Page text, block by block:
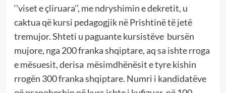
‘’viset e çliruara’’, me ndryshimin e dekretit, u
caktua që kursi pedagogjik në Prishtinë të jetë
tremujor. Shteti u paguante kursistëve bursën
mujore, nga 200 franka shqiptare, aq sa ishte rroga
e mësuesit, derisa mësimdhënësit e tyre kishin
rrogën 300 franka shqiptare. Numri i kandidatëve